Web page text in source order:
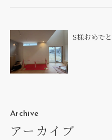
S様おめで
Archive
アーカイブ